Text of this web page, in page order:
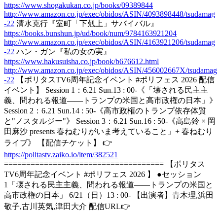
https://www.shogakukan.co.jp/books/09389844
http://www.amazon.co.jp/exec/obidos/ASIN/4093898448/tsudamag
-22 清水克行『室町「下剋上」サバイバル』
https://books.bunshun.jp/ud/book/num/9784163921204
http://www.amazon.co.jp/exec/obidos/ASIN/4163921206/tsudamag
-22 ハン・ガン『私の女の実』
https://www.hakusuisha.co.jp/book/b676612.html
http://www.amazon.co.jp/exec/obidos/ASIN/456002667X/tsudamag
-22 【ポリタスTV6周年記念イベント #ポリフェス 2026 配信
イベント】 Session 1：6.21 Sun.13 : 00-《「壊される民主主
義、問われる報道――トランプの米国と高市政権の日本」》
Session 2：6.21 Sun.14 : 50-《高市政権のトランプ依存体質
と"ノスタルジー"》 Session 3：6.21 Sun.16 : 50-《高島鈴 × 岡
田麻沙 presents 春ねむりがいま考えていること」+ 春ねむり
ライブ》 【配信チケット】 👉
https://politastv.zaiko.io/item/382521
==================================== 【ポリタス
TV6周年記念イベント #ポリフェス 2026 】 ●セッション
1「壊される民主主義、問われる報道――トランプの米国と
高市政権の日本」 6/21（日）13 : 00- 【出演者】青木理,浜田
敬子,古川英気,津田大介 配信URL👉